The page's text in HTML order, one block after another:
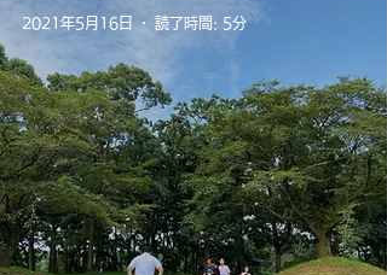
2021年5月16日 読了時間: 5分